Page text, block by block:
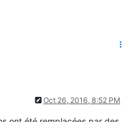
Oct 26, 2016, 8:52 PM